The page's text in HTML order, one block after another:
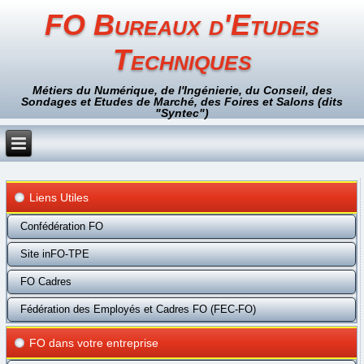
FO Bureaux d'Etudes
Techniques
Métiers du Numérique, de l'Ingénierie, du Conseil, des
Sondages et Etudes de Marché, des Foires et Salons (dits
"Syntec")
Liens Utiles
Confédération FO
Site inFO-TPE
FO Cadres
Fédération des Employés et Cadres FO (FEC-FO)
FO dans votre entreprise